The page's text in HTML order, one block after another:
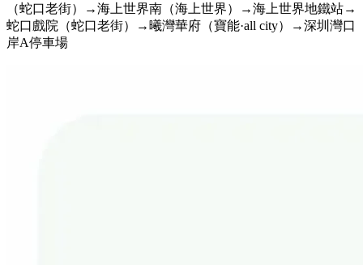
（蛇口老街）→海上世界南（海上世界）→海上世界地鐵站→
蛇口戲院（蛇口老街）→曦灣華府（寶能·all city）→深圳灣口
岸A停車場